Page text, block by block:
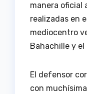
manera oficial
realizadas en
mediocentro
Bahachille y
El defensor
con